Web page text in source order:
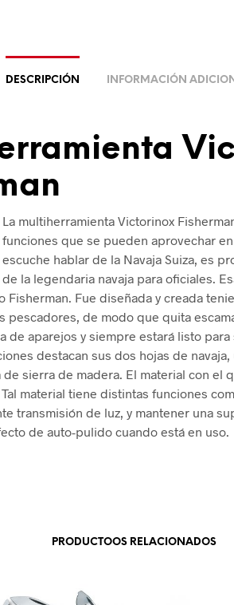
DESCRIPCIÓN INFORMACIÓN
La multiherramienta Victorinox
funciones que se pueden aprovechar en
escuche hablar de la Navaja Suiza, es
la legendaria navaja para oficiales.
Fisherman. Fue diseñada y creada
pescadores, de modo que quita
de aparejos y siempre estará listo para
destacan sus dos hojas de navaja,
de sierra de madera. El material con el
material tiene distintas funciones
transmisión de luz, y mantener una
de auto-pulido cuando está en uso.
PRODUCTOOS RELACIONADOS